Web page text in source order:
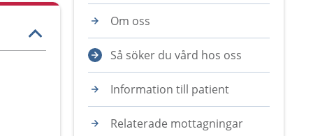
Om oss
Så söker du vård hos oss
Information till patient
Relaterade mottagningar